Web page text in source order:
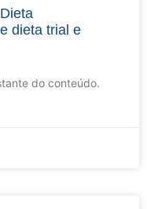
dieta trial e
do conteúdo.